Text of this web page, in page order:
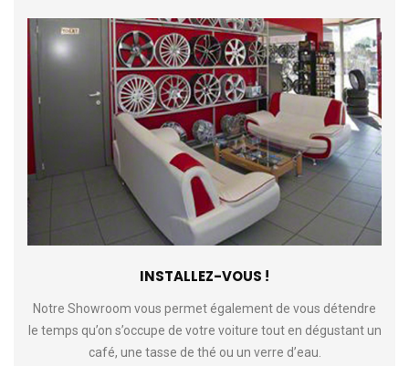
INSTALLEZ-VOUS !
Notre Showroom vous permet également de vous détendre
le temps qu’on s’occupe de votre voiture tout en dégustant un
café, une tasse de thé ou un verre d’eau.